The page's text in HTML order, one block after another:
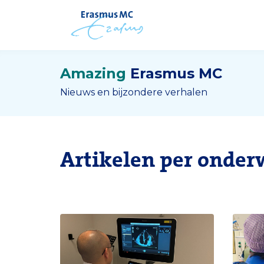
Amazing Erasmus MC
Nieuws en bijzondere verhalen
Artikelen per